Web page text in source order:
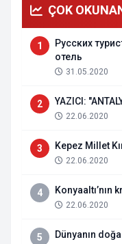
ÇOK
1
Русских
отель
31.05.2020
2 YAZICI:
22.06.2020
3 Kepez Millet
22.06.2020
4 Konyaaltı’nın
22.06.2020
5 Dünyanın